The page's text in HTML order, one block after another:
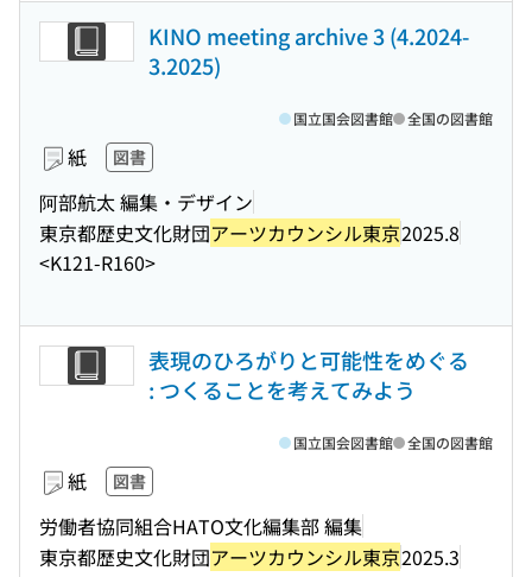
KINO meeting archive 3 (4.2024-
3.2025)
紙 図書
阿部航太 編集・デザイン
東京都歴史文化財団アーツカウンシル東京2025.8
<K121-R160>
国立国会図書館 全国の図書館
表現のひろがりと可能性をめぐる
: つくることを考えてみよう
紙 図書
労働者協同組合HATO文化編集部 編集
東京都歴史文化財団アーツカウンシル東京2025.3
国立国会図書館 全国の図書館